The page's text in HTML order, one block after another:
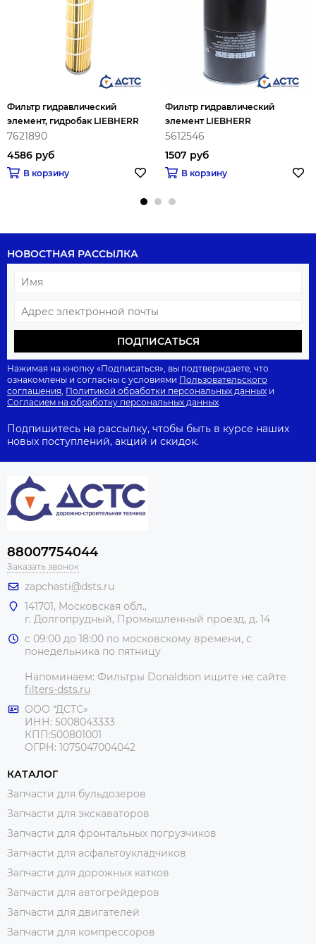
Фильтр гидравлический
элемент, гидробак LIEBHERR
7621890
4586 руб
В корзину
Фильтр гидравлический
элемент LIEBHERR
5612546
1507 руб
В корзину
НОВОСТНАЯ РАССЫЛКА
ПОДПИСАТЬСЯ
Нажимая на кнопку «Подписаться», вы подтверждаете, что
ознакомлены и согласны с условиями Пользовательского
соглашения Политикой обработки персональных данных и
Согласием на обработку персональных данных
Подпишитесь на рассылку, чтобы быть в курсе наших
новых поступлений, акций и скидок.
88007754044
Заказать звонок
zapchasti@dsts.ru
141701, Московская обл.,
г. Долгопрудный, Промышленный проезд, д. 14
с 09:00 до 18:00 по московскому времени, с
понедельника по пятницу
Напоминаем: Фильтры Donaldson ищите не сайте
filters-dsts.ru
ООО “ДСТС»
ИНН: 5008043333
КПП:500801001
ОГРН: 1075047004042
КАТАЛОГ
Запчасти для бульдозеров
Запчасти для экскаваторов
Запчасти для фронтальных погрузчиков
Запчасти для асфальтоукладчиков
Запчасти для дорожных катков
Запчасти для автогрейдеров
Запчасти для двигателей
Запчасти для компрессоров